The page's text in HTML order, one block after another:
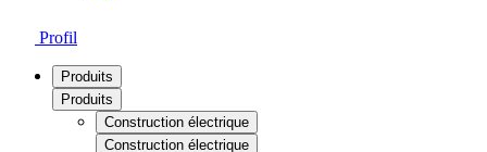
Profil
Produits
Produits
Construction électrique
Construction électrique